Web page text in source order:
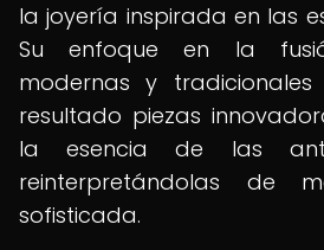
la joyería inspirada en las
Su enfoque en la
modernas y
resultado piezas
la esencia de las
reinterpretándolas de
sofisticada.